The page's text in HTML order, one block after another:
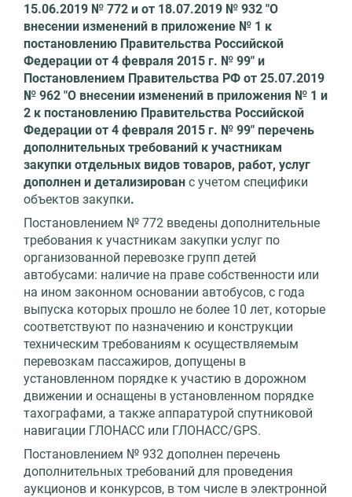
15.06.2019 № 772 и от 18.07.2019 № 932 "О
внесении изменений в приложение № 1 к
постановлению Правительства Российской
Федерации от 4 февраля 2015 г. № 99" и
Постановлением Правительства РФ от 25.07.2019
№ 962 "О внесении изменений в приложения № 1 и
2 к постановлению Правительства Российской
Федерации от 4 февраля 2015 г. № 99" перечень
дополнительных требований к участникам
закупки отдельных видов товаров, работ, услуг
дополнен и детализирован с учетом специфики
объектов закупки.
Постановлением № 772 введены дополнительные
требования к участникам закупки услуг по
организованной перевозке групп детей
автобусами: наличие на праве собственности или
на ином законном основании автобусов, с года
выпуска которых прошло не более 10 лет, которые
соответствуют по назначению и конструкции
техническим требованиям к осуществляемым
перевозкам пассажиров, допущены в
установленном порядке к участию в дорожном
движении и оснащены в установленном порядке
тахографами, а также аппаратурой спутниковой
навигации ГЛОНАСС или ГЛОНАСС/GPS.
Постановлением № 932 дополнен перечень
дополнительных требований для проведения
аукционов и конкурсов, в том числе в электронной